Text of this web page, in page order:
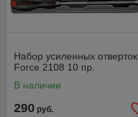
Набор усиленных отверток
Force 2108 10 пр.
В наличии
290 руб.